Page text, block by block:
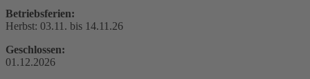
Betriebsferien:
Herbst: 03.11. bis 14.11.26
Geschlossen:
01.12.2026